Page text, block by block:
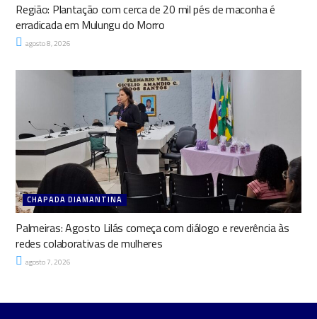
Região: Plantação com cerca de 20 mil pés de maconha é
erradicada em Mulungu do Morro
agosto 8, 2026
CHAPADA DIAMANTINA
Palmeiras: Agosto Lilás começa com diálogo e reverência às
redes colaborativas de mulheres
agosto 7, 2026